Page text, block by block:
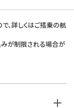
、詳しくはご搭乗の航
が制限される場合が